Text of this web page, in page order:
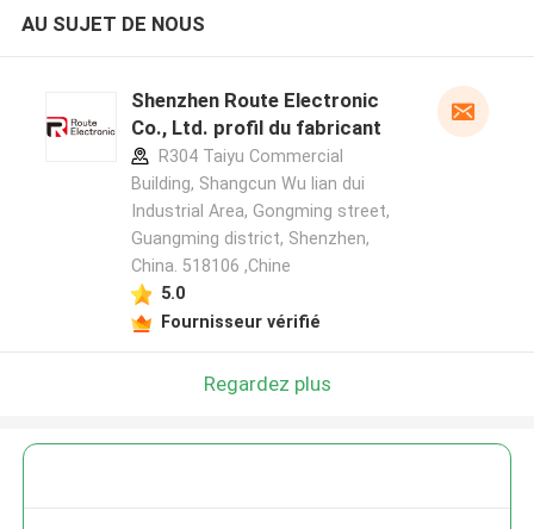
AU SUJET DE NOUS
Shenzhen Route Electronic
Co., Ltd. profil du fabricant
R304 Taiyu Commercial
Building, Shangcun Wu lian dui
Industrial Area, Gongming street,
Guangming district, Shenzhen,
China. 518106 ,Chine
5.0
Fournisseur vérifié
Regardez plus